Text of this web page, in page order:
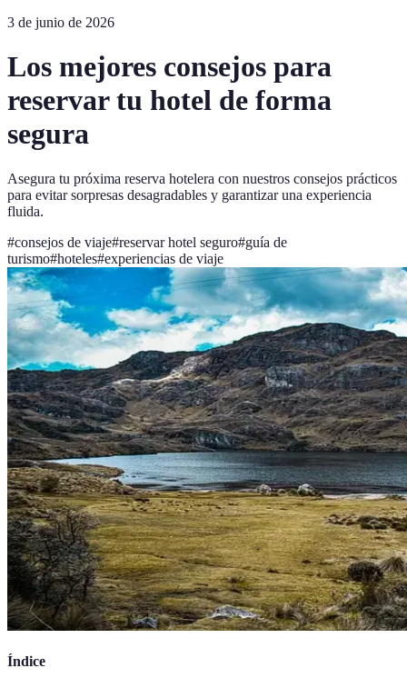
3 de junio de 2026
Los mejores consejos para
reservar tu hotel de forma
segura
Asegura tu próxima reserva hotelera con nuestros consejos prácticos
para evitar sorpresas desagradables y garantizar una experiencia
fluida.
#consejos de viaje#reservar hotel seguro#guía de
turismo#hoteles#experiencias de viaje
Índice